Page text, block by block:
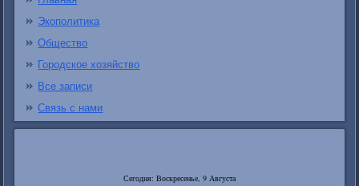
Экополитика
Общество
Городское хозяйство
Все записи
Связь с нами
Сегодня: Воскресенье, 9 Августа